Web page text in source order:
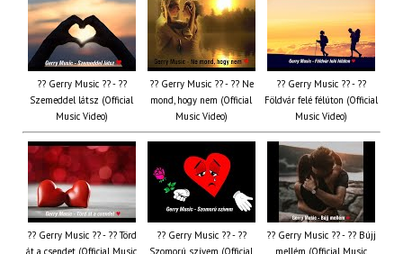
?? Gerry Music ?? - ??
Szemeddel látsz (Official
Music Video)
?? Gerry Music ?? - ?? Ne
mond, hogy nem (Official
Music Video)
?? Gerry Music ?? - ??
Földvár felé félúton (Official
Music Video)
?? Gerry Music ?? - ?? Törd
?? Gerry Music ?? - ??
?? Gerry Music ?? - ?? Bújj